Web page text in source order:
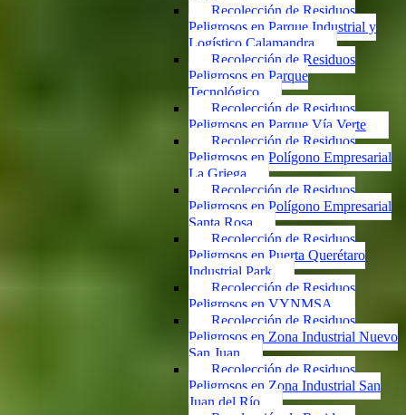
Recolección de Residuos
Peligrosos en Parque Industrial y
Logístico Calamandra
Recolección de Residuos
Peligrosos en Parque
Tecnológico
Recolección de Residuos
Peligrosos en Parque Vía Verte
Recolección de Residuos
Peligrosos en Polígono Empresarial
La Griega
Recolección de Residuos
Peligrosos en Polígono Empresarial
Santa Rosa
Recolección de Residuos
Peligrosos en Puerta Querétaro
Industrial Park
Recolección de Residuos
Peligrosos en VYNMSA
Recolección de Residuos
Peligrosos en Zona Industrial Nuevo
San Juan
Recolección de Residuos
Peligrosos en Zona Industrial San
Juan del Río